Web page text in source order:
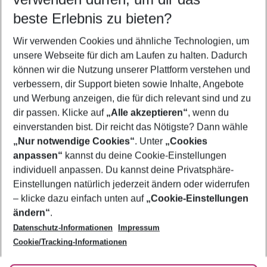
5-8 Nächte
2 Erwachsene Keine Kinder
Mehr Filter anzeigen
Footer
Footer navigation
Über uns
AGB
Bestpreisgarantie
Cookie-Einstellungen ändern
Cookie-Richtlinie
Agenturbetreuung
Barrierefreies Reisen
Folge uns
beste Erlebnis zu bieten?
Wir verwenden Cookies und ähnliche Technologien, um
unsere Webseite für dich am Laufen zu halten. Dadurch
können wir die Nutzung unserer Plattform verstehen und
verbessern, dir Support bieten sowie Inhalte, Angebote
und Werbung anzeigen, die für dich relevant sind und zu
dir passen. Klicke auf „Alle akzeptieren“, wenn du
einverstanden bist. Dir reicht das Nötigste? Dann wähle
„Nur notwendige Cookies“. Unter „Cookies
anpassen“ kannst du deine Cookie-Einstellungen
individuell anpassen. Du kannst deine Privatsphäre-
Einstellungen natürlich jederzeit ändern oder widerrufen
– klicke dazu einfach unten auf „Cookie-Einstellungen
ändern“.
Datenschutz-Informationen
Impressum
Cookie/Tracking-Informationen